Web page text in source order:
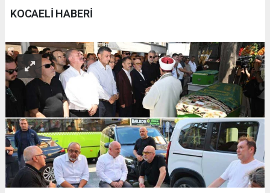
KOCAELİ HABERİ